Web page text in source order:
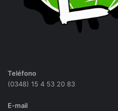
Teléfono
(0348) 15 4 53 20 83
E-mail